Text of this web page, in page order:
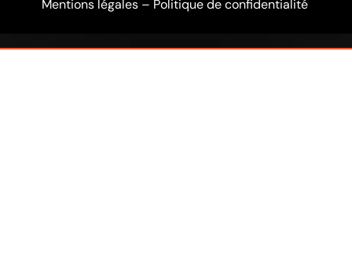
Mentions légales– Politique de confidentialité